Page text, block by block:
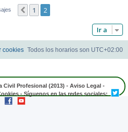
Anterior
1 2
Ir a
Todos los horarios son UTC+02:00
cookies
Civil Profesional (2013) - Aviso Legal -
- Síguenos en las redes sociales: